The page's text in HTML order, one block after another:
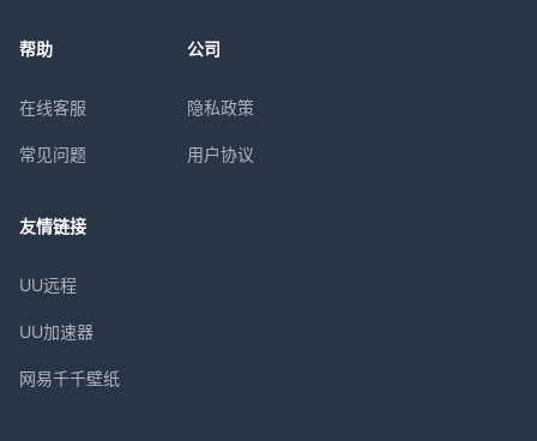
帮助
在线客服
常见问题
公司
隐私政策
用户协议
友情链接
UU远程
UU加速器
网易千千壁纸